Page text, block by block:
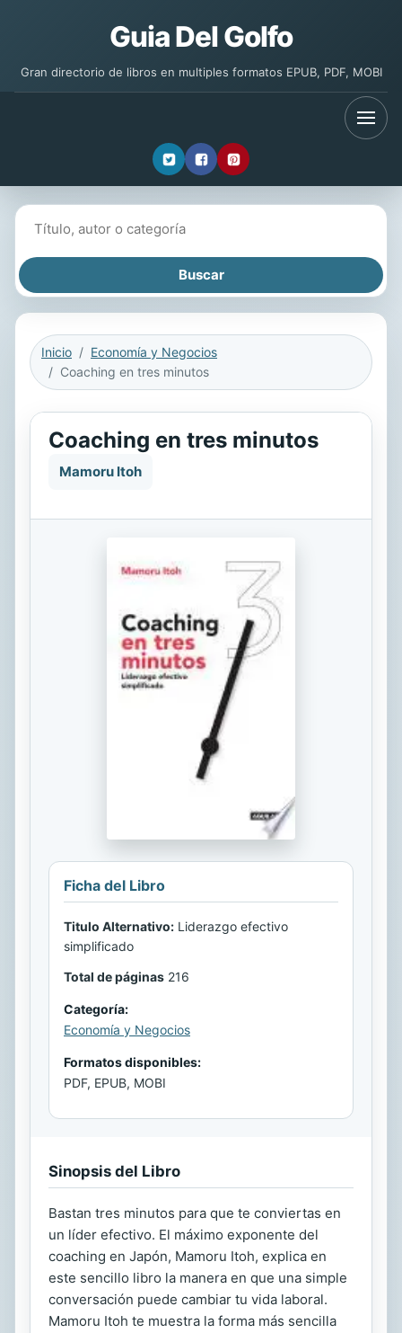
Guia Del Golfo
Gran directorio de libros en multiples formatos EPUB, PDF, MOBI
Inicio
Economía y Negocios
Coaching en tres minutos
Coaching en tres minutos
Mamoru Itoh
Ficha del Libro
Titulo Alternativo: Liderazgo efectivo
simplificado
Total de páginas 216
Categoría:
Economía y Negocios
Formatos disponibles:
PDF, EPUB, MOBI
Sinopsis del Libro
Bastan tres minutos para que te conviertas en
un líder efectivo. El máximo exponente del
coaching en Japón, Mamoru Itoh, explica en
este sencillo libro la manera en que una simple
conversación puede cambiar tu vida laboral.
Mamoru Itoh te muestra la forma más sencilla